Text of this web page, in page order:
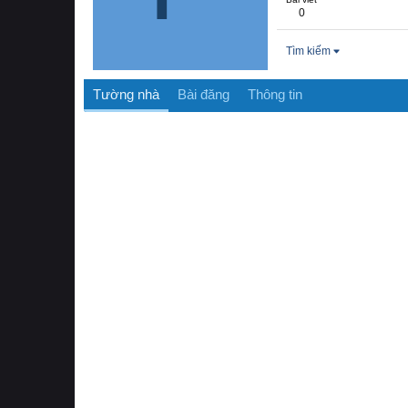
0
Tìm kiếm
Tường nhà Bài đăng Thông tin